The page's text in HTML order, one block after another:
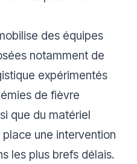
des équipes
notamment de
expérimentés
de fièvre
que du matériel
une intervention
les plus brefs délais.